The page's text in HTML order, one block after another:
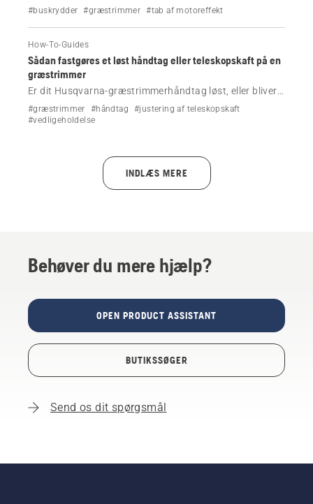
effekt under beskæring? Kontrollér de mest almindelige
#buskrydder #græstrimmer #tab af motoreffekt
How-To-Guides
Sådan fastgøres et løst håndtag eller teleskopskaft på en
græstrimmer
Er dit Husqvarna-græstrimmerhåndtag løst, eller bliver
det ikke siddende på plads? Se, hvordan du strammer
håndtaget og teleskopskaftet i nogle få enkle trin.
#græstrimmer #håndtag
#justering af teleskopskaft
#vedligeholdelse
INDLÆS MERE
Behøver du mere hjælp?
OPEN PRODUCT ASSISTANT
BUTIKSSØGER
Send os dit spørgsmål